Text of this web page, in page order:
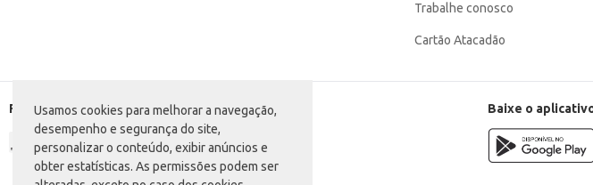
Usamos cookies para melhorar a navegação,
desempenho e segurança do site,
personalizar o conteúdo, exibir anúncios e
obter estatísticas. As permissões podem ser
Trabalhe conosco
Cartão Atacadão
Formas de pagamento Baixe o